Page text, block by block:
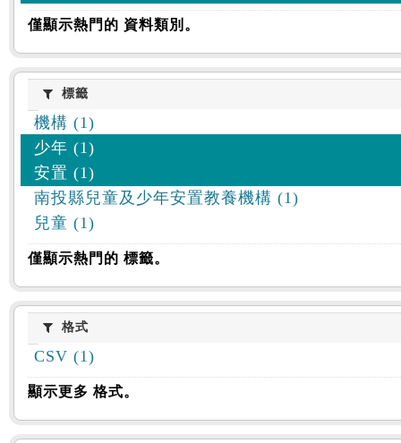
僅顯示熱門的 資料類別。
標籤標籤
機構 (1)
少年 (1)
安置 (1)
南投縣兒童及少年安置教養機構 (1)
兒童 (1)
僅顯示熱門的 標籤。
格式格式
CSV (1)
顯示更多 格式。